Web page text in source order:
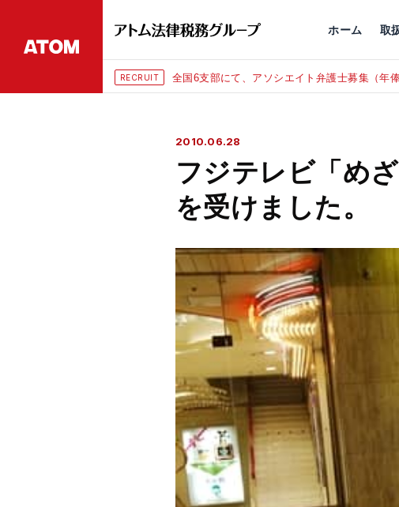
ホーム 取
RECRUIT 全国6支部にて、アソシエイト弁護士募集（年
2010.06.28
フジテレビ「め
を受けました。